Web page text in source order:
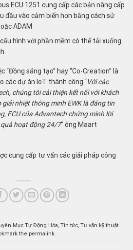
ECU 1251 cung cấp các bản nâng cấp
đầu vào cảm biến hơn bằng cách sử
ADAM
hình với phần mềm có thể tải xuống
“Đồng sáng tạo” hay “Co-Creation” là
các dự án IoT thành công.“Với các
chúng tôi cải thiện kết nối với khách
nhiệt thông minh EWK là đáng tin
ECU của Advantech chứng minh lời
hoạt động 24/7” ông Maart
cung cấp tư vấn các giải pháp công
Mục Tự Động Hóa, Tin tức, Tư vấn kỹ thuật.
the permalink.